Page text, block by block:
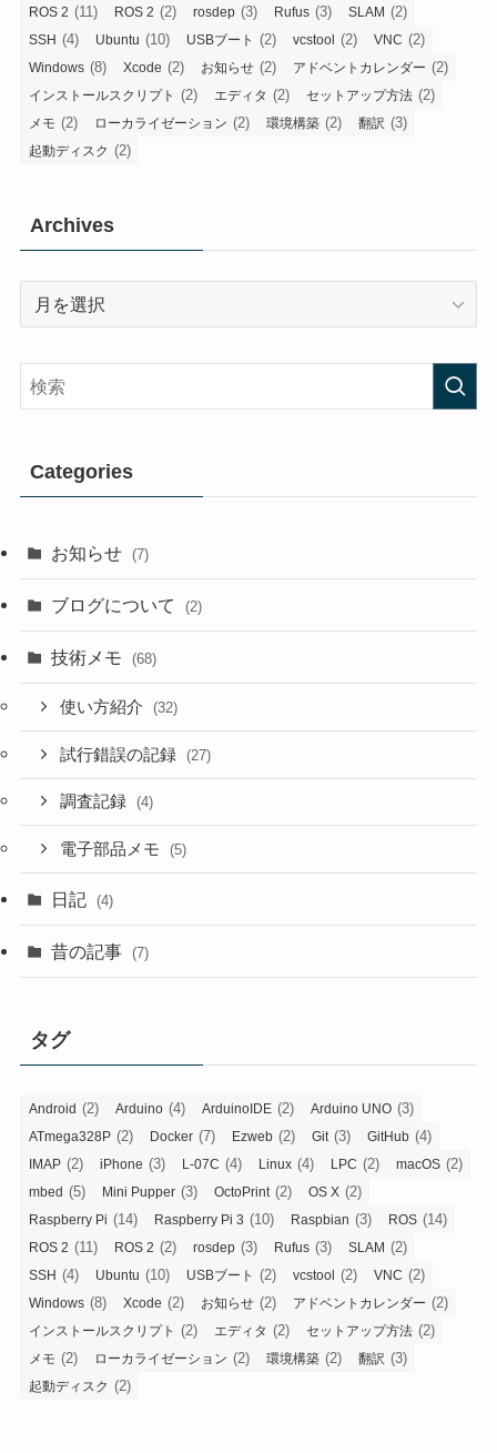
ROS 2 (11) ROS 2 (2) rosdep (3) Rufus (3) SLAM (2)
SSH (4) Ubuntu (10) USBブート (2) vcstool (2) VNC (2)
Windows (8) Xcode (2) お知らせ (2) アドベントカレンダー (2)
インストールスクリプト (2) エディタ (2) セットアップ方法 (2)
メモ (2) ローカライゼーション (2) 環境構築 (2) 翻訳 (3)
起動ディスク (2)
Archives
Archives
Categories
お知らせ (7)
ブログについて (2)
技術メモ (68)
使い方紹介 (32)
試行錯誤の記録 (27)
調査記録 (4)
電子部品メモ (5)
日記 (4)
昔の記事 (7)
タグ
Android (2) Arduino (4) ArduinoIDE (2) Arduino UNO (3)
ATmega328P (2) Docker (7) Ezweb (2) Git(3) GitHub (4)
IMAP (2) iPhone (3) L-07C (4) Linux (4) LPC (2) macOS (2)
mbed (5) Mini Pupper (3) OctoPrint(2) OS X (2)
Raspberry Pi (14) Raspberry Pi 3 (10) Raspbian (3) ROS (14)
ROS 2 (11) ROS 2 (2) rosdep (3) Rufus (3) SLAM (2)
SSH (4) Ubuntu (10) USBブート (2) vcstool (2) VNC (2)
Windows (8) Xcode (2) お知らせ (2) アドベントカレンダー (2)
インストールスクリプト (2) エディタ (2) セットアップ方法 (2)
メモ (2) ローカライゼーション (2) 環境構築 (2) 翻訳 (3)
起動ディスク (2)